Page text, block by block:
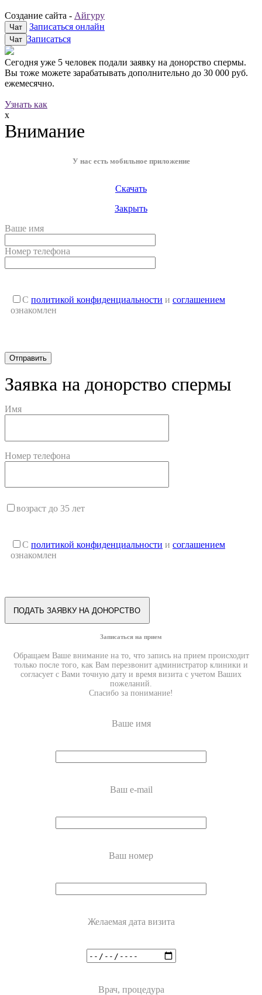
Создание сайта - Айгуру
Чат Записаться онлайн
Чат Записаться
Сегодня уже 5 человек подали заявку на донорство спермы.
Вы тоже можете зарабатывать дополнительно до 30 000 руб.
ежемесячно.
Узнать как
x
Внимание
У нас есть мобильное приложение
Скачать
Закрыть
Ваше имя
Номер телефона
С политикой конфиденциальности и соглашением
ознакомлен
Заявка на донорство спермы
Имя
Номер телефона
возраст до 35 лет
С политикой конфиденциальности и соглашением
ознакомлен
Записаться на прием
Обращаем Ваше внимание на то, что запись на прием происходит
только после того, как Вам перезвонит администратор клиники и
согласует с Вами точную дату и время визита с учетом Ваших
пожеланий.
Спасибо за понимание!
Ваше имя
Ваш e-mail
Ваш номер
Желаемая дата визита
Врач, процедура